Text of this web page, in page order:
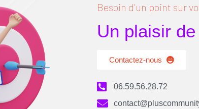
Besoin d'un point sur
Un plaisir
Contactez-nous
06.59.56.28.72